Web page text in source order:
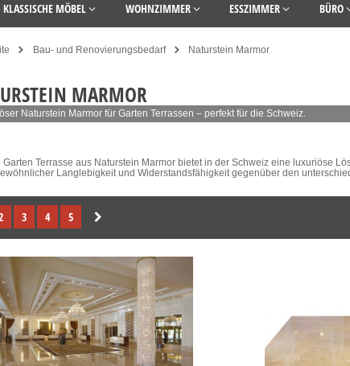
KLASSISCHE MÖBEL WOHNZIMMER ESSZIMMER BÜRO
Bau- und Renovierungsbedarf Naturstein Marmor
MARMOR
Naturstein Marmor für Garten Terrassen – perfekt für die Schweiz.
Garten Terrasse aus Naturstein Marmor bietet in der Schweiz eine luxuriöse
Langlebigkeit und Widerstandsfähigkeit gegenüber den
3 4 5